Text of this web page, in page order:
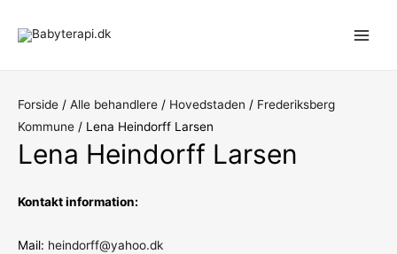
Forside / Alle behandlere / Hovedstaden / Frederiksberg
Kommune / Lena Heindorff Larsen
Lena Heindorff Larsen
Kontakt information:
Mail: heindorff@yahoo.dk